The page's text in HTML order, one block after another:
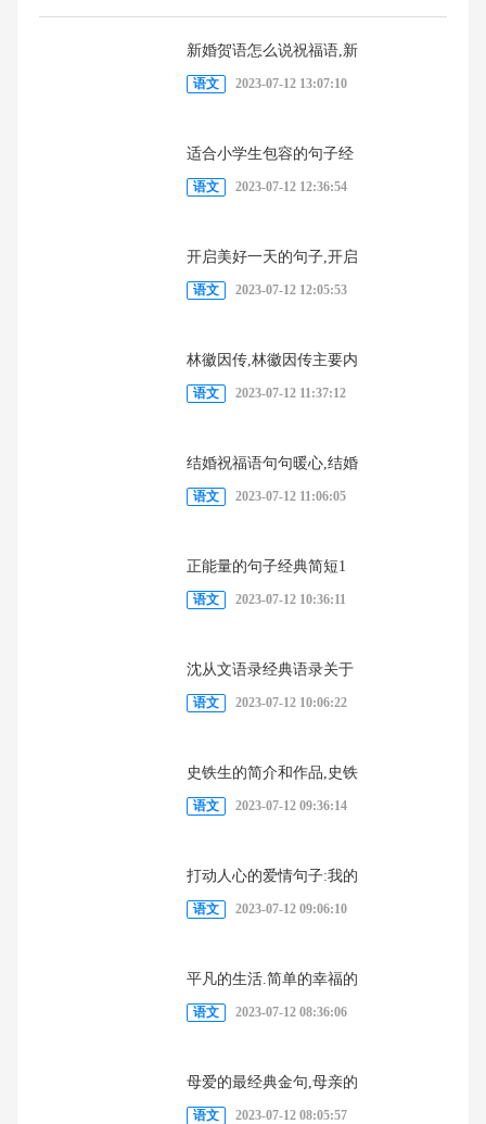
新婚贺语怎么说祝福语,新
语文 2023-07-12 13:07:10
适合小学生包容的句子经
语文 2023-07-12 12:36:54
开启美好一天的句子,开启
语文 2023-07-12 12:05:53
林徽因传,林徽因传主要内
语文 2023-07-12 11:37:12
结婚祝福语句句暖心,结婚
语文 2023-07-12 11:06:05
正能量的句子经典简短1
语文 2023-07-12 10:36:11
沈从文语录经典语录关于
语文 2023-07-12 10:06:22
史铁生的简介和作品,史铁
语文 2023-07-12 09:36:14
打动人心的爱情句子:我的
语文 2023-07-12 09:06:10
平凡的生活.简单的幸福的
语文 2023-07-12 08:36:06
母爱的最经典金句,母亲的
语文 2023-07-12 08:05:57